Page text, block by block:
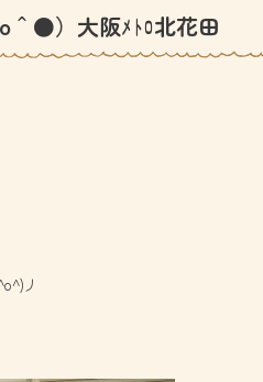
●）大阪ﾒﾄﾛ北花田
丿